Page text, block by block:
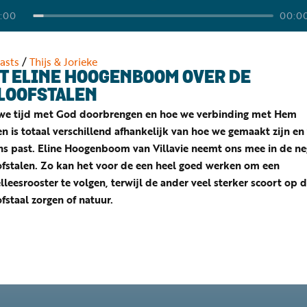
/Thijs & Jorieke
ELINE HOOGENBOOM OVER DE
tijd met God doorbrengen en hoe we verbinding met Hem
is totaal verschillend afhankelijk van hoe we gemaakt zijn
past. Eline Hoogenboom van Villavie neemt ons mee in de
Zo kan het voor de een heel goed werken om een
te volgen, terwijl de ander veel sterker scoort op
zorgen of natuur.